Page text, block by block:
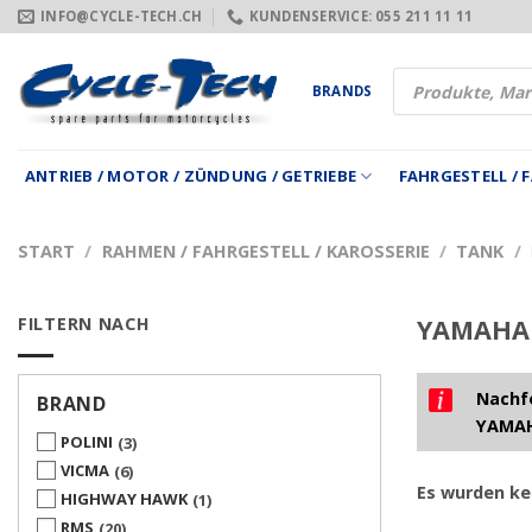
Zum
Inhalt
springen
INFO@CYCLE-TECH.CH KUNDENSERVICE: 055 211 11 11
BRANDS
Products
search
ANTRIEB / MOTOR / ZÜNDUNG / GETRIEBE FAHRGESTELL /
START / RAHMEN / FAHRGESTELL / KAROSSERIE / TANK /
FILTERN NACH
BRAND
POLINI 3
VICMA 6
HIGHWAY HAWK 1
RMS
Es wurden